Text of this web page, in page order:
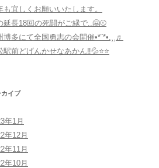
も宜しくお願いいたします。
延長18回の死闘がご縁で..🤗⚾️
博多にて全国勇志の会開催•*¨*•.¸¸♬
駅前どげんかせなあかん‼︎💦⭐️⭐️
カイブ
年1月
年12月
年11月
年10月